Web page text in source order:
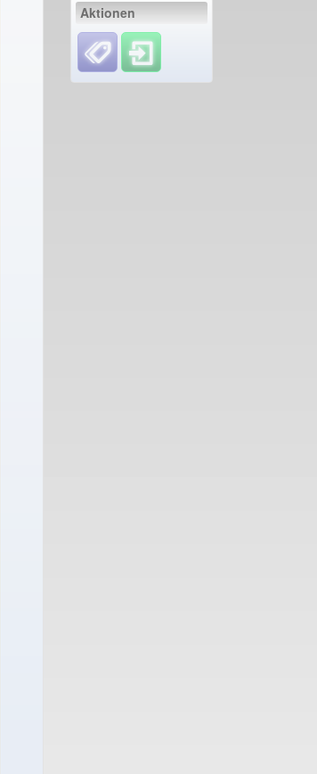
Aktionen